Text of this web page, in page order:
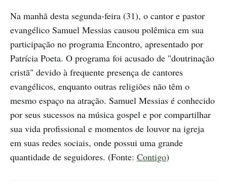
Na manhã desta segunda-feira (31), o cantor e pastor
evangélico Samuel Messias causou polêmica em sua
participação no programa Encontro, apresentado por
Patrícia Poeta. O programa foi acusado de "doutrinação
cristã" devido à frequente presença de cantores
evangélicos, enquanto outras religiões não têm o
mesmo espaço na atração. Samuel Messias é conhecido
por seus sucessos na música gospel e por compartilhar
sua vida profissional e momentos de louvor na igreja
em suas redes sociais, onde possui uma grande
quantidade de seguidores. (Fonte: Contigo)